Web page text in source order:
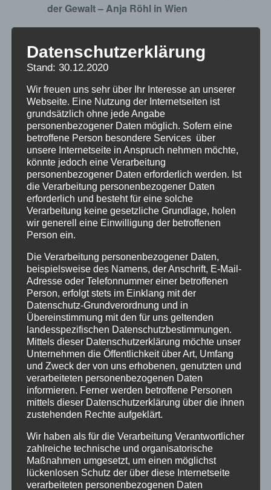
der Gewalt – Anja Röhl in Wien
11
Der Bundesvorsitzende Uwe Rüddenklau im
Zoom
11.06.2025 - 18:00
MO.
16
Datenschutzerklärung
Stand: 30.12.2020
Wir freuen uns sehr über Ihr Interesse an unserer
Webseite. Eine Nutzung der Internetseiten ist
grundsätzlich ohne jede Angabe
personenbezogener Daten möglich. Sofern eine
betroffene Person besondere Services über
unsere Internetseite in Anspruch nehmen möchte,
könnte jedoch eine Verarbeitung
personenbezogener Daten erforderlich werden. Ist
die Verarbeitung personenbezogener Daten
erforderlich und besteht für eine solche
Verarbeitung keine gesetzliche Grundlage, holen
wir generell eine Einwilligung der betroffenen
Person ein.
Die Verarbeitung personenbezogener Daten,
beispielsweise des Namens, der Anschrift, E-Mail-
Adresse oder Telefonnummer einer betroffenen
Person, erfolgt stets im Einklang mit der
Datenschutz-Grundverordnung und in
Übereinstimmung mit den für uns geltenden
landesspezifischen Datenschutzbestimmungen.
Mittels dieser Datenschutzerklärung möchte unser
Unternehmen die Öffentlichkeit über Art, Umfang
und Zweck der von uns erhobenen, genutzten und
verarbeiteten personenbezogenen Daten
informieren. Ferner werden betroffene Personen
mittels dieser Datenschutzerklärung über die ihnen
zustehenden Rechte aufgeklärt.
Wir haben als für die Verarbeitung Verantwortlicher
zahlreiche technische und organisatorische
Maßnahmen umgesetzt, um einen möglichst
lückenlosen Schutz der über diese Internetseite
verarbeiteten personenbezogenen Daten